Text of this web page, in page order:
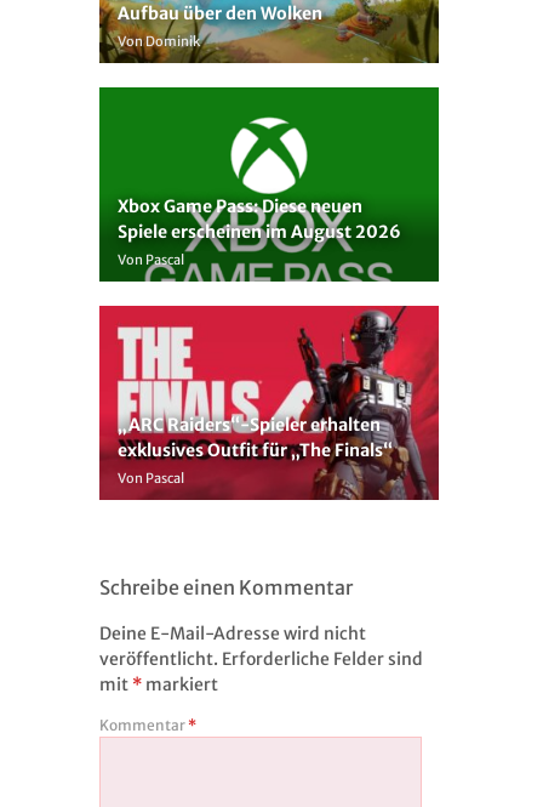
Aufbau über den Wolken
Von Dominik
Xbox Game Pass: Diese neuen
Spiele erscheinen im August 2026
Von Pascal
„ARC Raiders“-Spieler erhalten
exklusives Outfit für „The Finals“
Von Pascal
Schreibe einen Kommentar
Deine E-Mail-Adresse wird nicht
veröffentlicht. Erforderliche Felder sind
mit * markiert
Kommentar *